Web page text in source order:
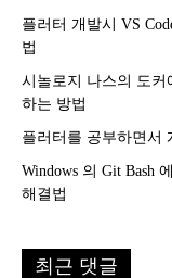
플러터 개발시 VS
법
시놀로지 나스의 도커
하는 방법
플러터를 공부하면서
Windows 의 Git Bash
해결법
최근 댓글